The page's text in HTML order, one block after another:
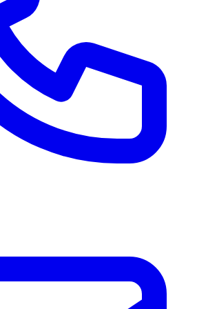
findet man hier den Wortlaut
einer Anpassungspflicht“.
in der
in der Elektrotechnik
wird, findet er, wie in den im
Beispielen, dennoch Anwendung.
der Elektrotechnik ist
zum Zeitpunkt der Errichtung,
Er erlischt allerdings wenn:
Anpassung fordern